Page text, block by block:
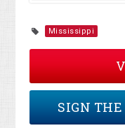
Mississippi
SIGN